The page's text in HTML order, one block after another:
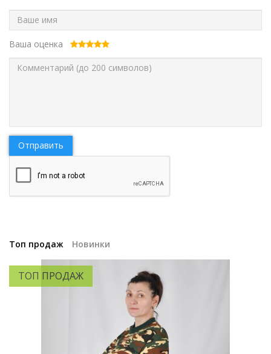
Ваша оценка
Отправить
Топ продаж Новинки
ТОП ПРОДАЖ